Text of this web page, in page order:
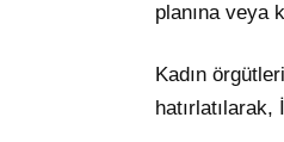
planına veya
Kadın